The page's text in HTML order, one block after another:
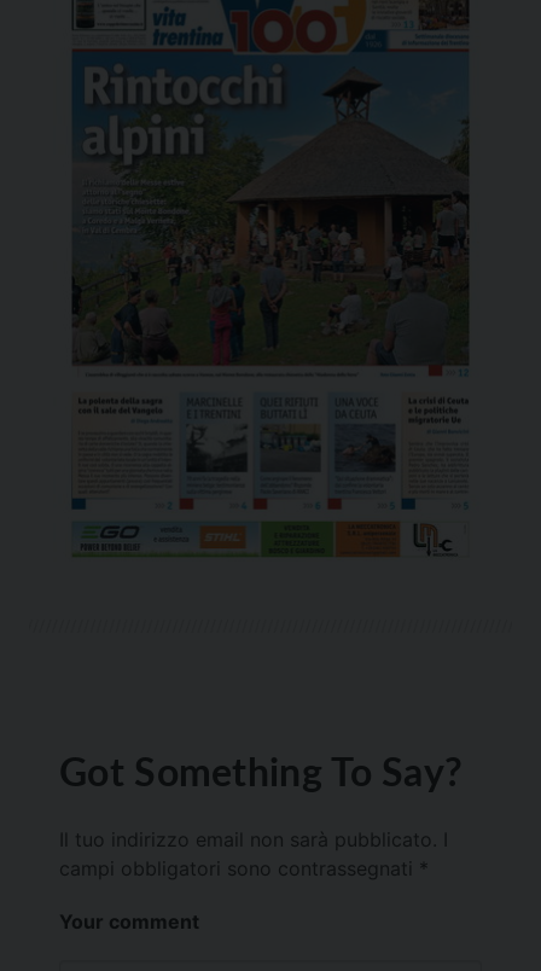
Got Something To Say?
Il tuo indirizzo email non sarà pubblicato.
campi obbligatori sono contrassegnati *
Your comment